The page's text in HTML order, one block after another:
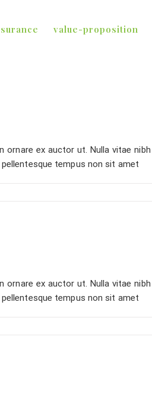
value-proposition
ex auctor ut. Nulla vitae
tempus non sit amet
ex auctor ut. Nulla vitae
tempus non sit amet